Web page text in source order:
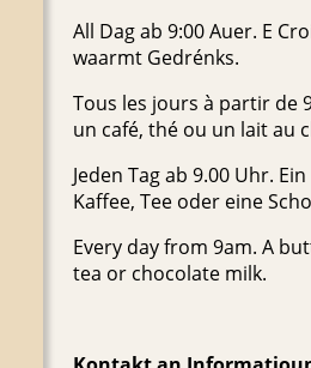
All Dag ab 9:00 Auer. E
waarmt Gedrénks.
Tous les jours à partir de
un café, thé ou un lait au
Jeden Tag ab 9.00 Uhr.
Kaffee, Tee oder eine
Every day from 9am. A
tea or chocolate milk.